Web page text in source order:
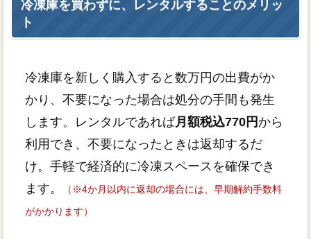
冷凍庫を買わずに、レンタルすることのメリッ
ト
冷凍庫を新しく購入すると数万円の出費がか
かり、不要になった場合は処分の手間も発生
します。レンタルであれば月額税込770円から
利用でき、不要になったときは返却するだ
け。手軽で経済的に冷凍スペースを確保でき
ます。
（※4か月以内に返却の場合には、早期解約手数料
がかかります）